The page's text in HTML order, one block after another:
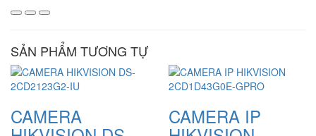
SẢN PHẨM TƯƠNG TỰ
CAMERA CAMERA IP